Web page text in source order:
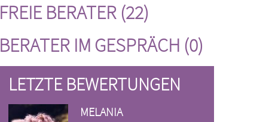
FREIE BERATER (22)
BERATER IM GESPRÄCH (0)
LETZTE BEWERTUNGEN
MELANIA